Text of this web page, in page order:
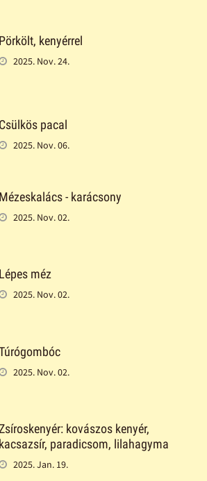
Pörkölt, kenyérrel
2025. Nov. 24.
Csülkös pacal
2025. Nov. 06.
Mézeskalács - karácsony
2025. Nov. 02.
Lépes méz
2025. Nov. 02.
2025. Nov. 02.
kovászos kenyér,
kacsazsír, paradicsom, lilahagyma
2025. Jan. 19.